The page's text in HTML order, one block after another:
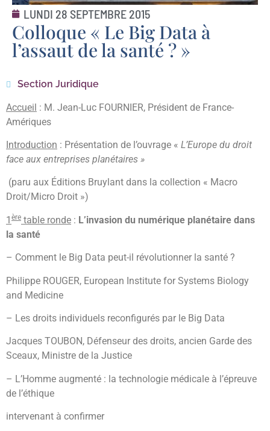
LUNDI 28 SEPTEMBRE 2015
Colloque « Le Big Data à
l’assaut de la santé ? »
Section Juridique
Accueil : M. Jean-Luc FOURNIER, Président de France-
Amériques
Introduction : Présentation de l’ouvrage « L’Europe du droit
face aux entreprises planétaires »
(paru aux Éditions Bruylant dans la collection « Macro
Droit/Micro Droit »)
1 ère table ronde : L’invasion du numérique planétaire dans
la santé
– Comment le Big Data peut-il révolutionner la santé ?
Philippe ROUGER, European Institute for Systems Biology
and Medicine
– Les droits individuels reconfigurés par le Big Data
Jacques TOUBON, Défenseur des droits, ancien Garde des
Sceaux, Ministre de la Justice
– L’Homme augmenté : la technologie médicale à l’épreuve
de l’éthique
intervenant à confirmer